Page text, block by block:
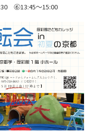
⑥13:45～15:00